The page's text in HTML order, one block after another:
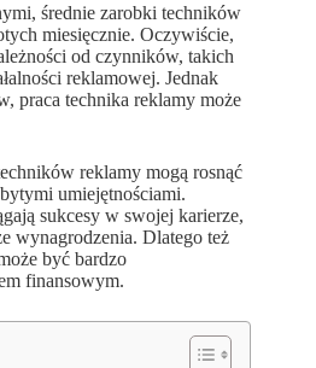
średnie zarobki techników
miesięcznie. Oczywiście,
od czynników, takich
reklamowej. Jednak
praca technika reklamy może
reklamy mogą rosnąć
umiejętnościami.
sukcesy w swojej karierze,
wynagrodzenia. Dlatego też
być bardzo
finansowym.